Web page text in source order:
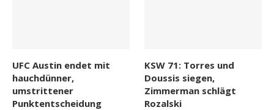
UFC Austin endet mit
hauchdünner,
umstrittener
Punktentscheidung
KSW 71: Torres und
Doussis siegen,
Zimmerman schlägt
Rozalski